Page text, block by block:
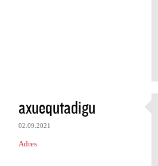
axuequtadigu
02.09.2021
Adres